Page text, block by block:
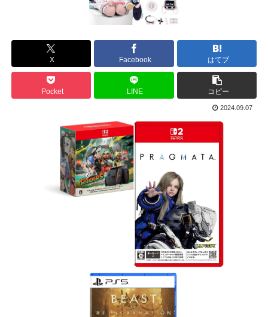
X Facebook はてブ
Pocket LINE コピー
2024.09.07